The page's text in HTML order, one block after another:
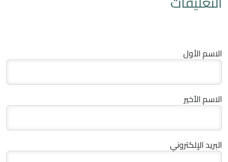
الاسم الأول
الاسم الأخير
البريد الإلكتروني